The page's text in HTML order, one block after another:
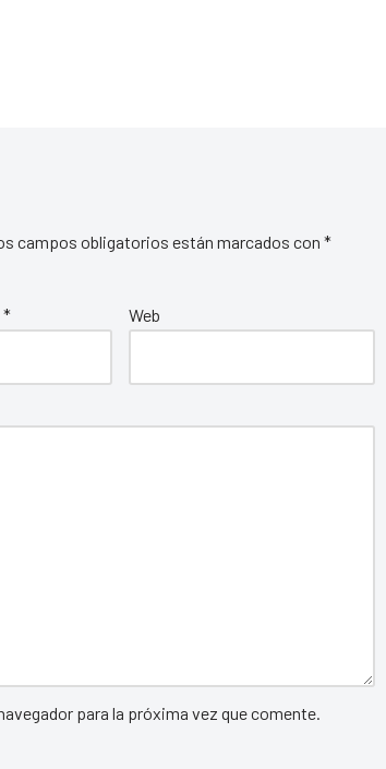
campos obligatorios están marcados con *
* Web
para la próxima vez que comente.